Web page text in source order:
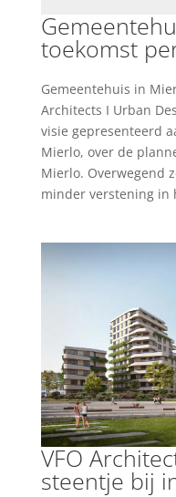
toekomst
Gemeentehuis in
Architects I Urban
visie gepresenteerd
Mierlo, over de
Mierlo. Overwegend
minder verstening in
VFO
steentje bij